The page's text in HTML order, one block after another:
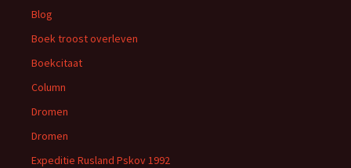
Blog
Boek troost overleven
Boekcitaat
Column
Dromen
Dromen
Expeditie Rusland Pskov 1992